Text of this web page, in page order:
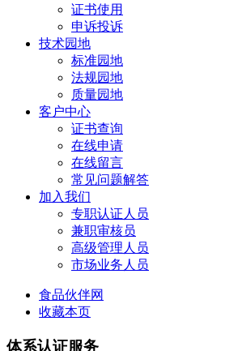
证书使用
申诉投诉
技术园地
标准园地
法规园地
质量园地
客户中心
证书查询
在线申请
在线留言
常见问题解答
加入我们
专职认证人员
兼职审核员
高级管理人员
市场业务人员
食品伙伴网
收藏本页
体系认证服务